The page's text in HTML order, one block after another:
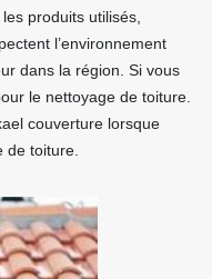
produits utilisés,
l’environnement
dans la région. Si vous
le nettoyage de toiture.
couverture lorsque
de toiture.